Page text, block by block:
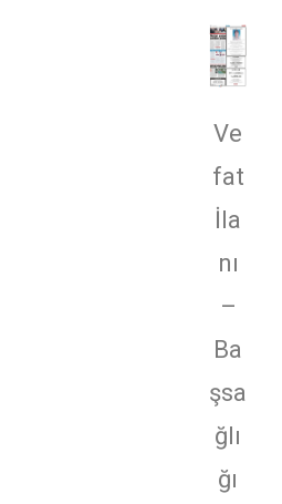
Ve
fat
İla
nı
–
Ba
şsa
ğlı
ğı